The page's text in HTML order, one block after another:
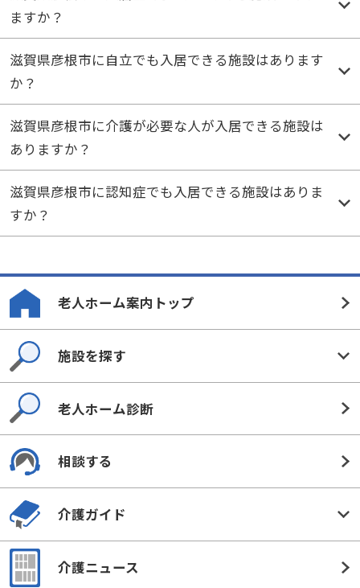
ますか？
滋賀県彦根市に自立でも入居できる施設はあります
か？
滋賀県彦根市に介護が必要な人が入居できる施設は
ありますか？
滋賀県彦根市に認知症でも入居できる施設はありま
すか？
老人ホーム案内トップ
施設を探す
老人ホーム診断
相談する
介護ガイド
介護ニュース